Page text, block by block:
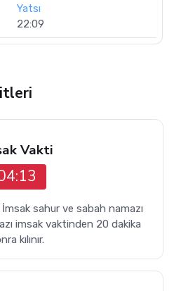
Yatsı
22:09
Vakti
sahur ve sabah namazı
imsak vaktinden 20 dakika
kılınır.